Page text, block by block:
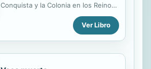
Conquista y la Colonia en los Reinos
de Indias: el choque violento de dos
mundos, la instauración del dominio
de los europeos, la evangelización, la
cacicazgos y razas. Simultá-
neamente se cumplieron la
Ver Libro